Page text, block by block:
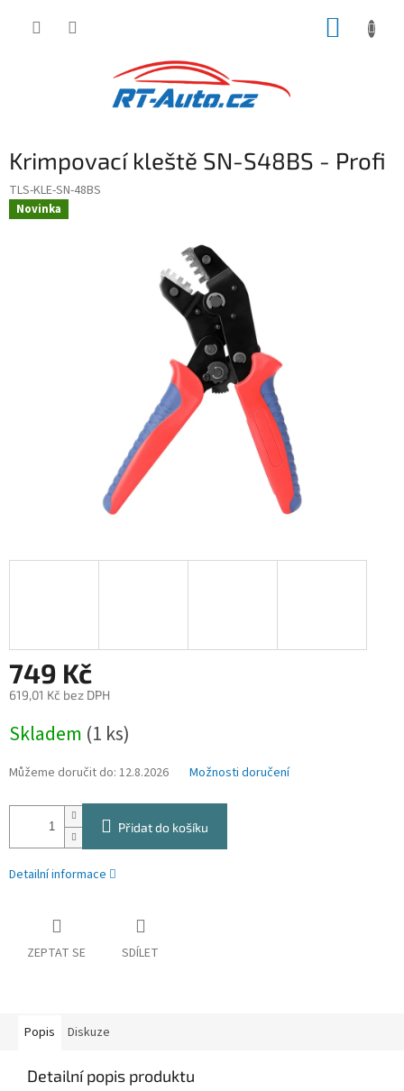
Krimpovací kleště SN-S48BS - Profi
TLS-KLE-SN-48BS
Novinka
749 Kč
619,01 Kč bez DPH
cena:
Skladem (1 ks)
Můžeme doručit do: 12.8.2026 Možnosti doručení
Přidat do košíku
Detailní informace
ZEPTAT SE SDÍLET
Popis Diskuze
Detailní popis produktu